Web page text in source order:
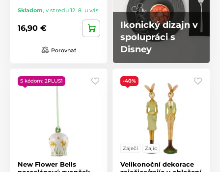
Skladom, v stredu 12. 8. u vás
16,90 €
Porovnať
Ikonický dizajn v
spolupráci s
Disney
S kódom: 2PLUS1
New Flower Bells
-40%
Zaječi Zajíc
Velikonoční dekorace